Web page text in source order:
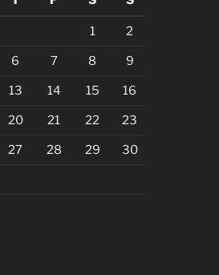
1 2
6 7 8 9
13 14 15 16
20 21 22 23
27 28 29 30